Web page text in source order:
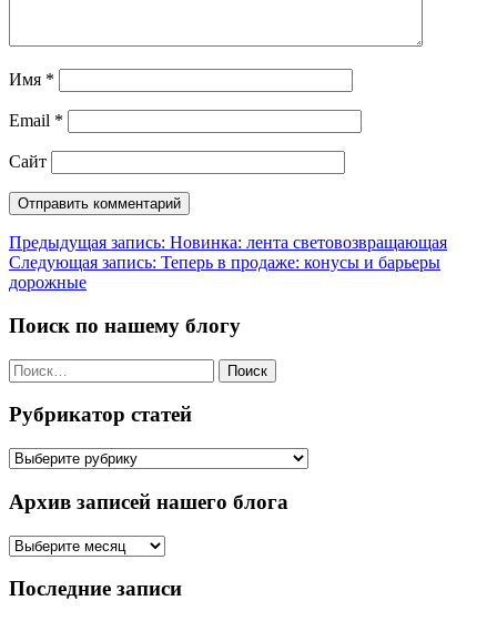
Имя *
Email *
Сайт
Навигация
по
Предыдущая запись: Новинка: лента световозвращающая
Следующая запись: Теперь в продаже: конусы и барьеры
дорожные
Поиск по нашему блогу
Найти:
Рубрикатор статей
Рубрикатор
Архив записей нашего блога
Архив
нашего
Последние записи